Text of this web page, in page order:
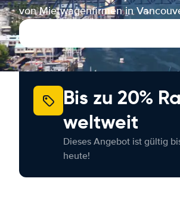
von Mietwagenfirmen in
Bis zu 20%
weltweit
Dieses Angebot ist gültig
heute!